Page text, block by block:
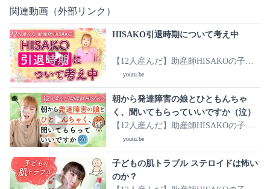
関連動画（外部リンク）
HISAKO引退時期について考え中
【12人産んだ】助産師HISAKOの子育
てチャンネル
youtu.be
朝から発達障害の娘とひともんちゃ
く、聞いてもらっていいですか（泣）
【12人産んだ】助産師HISAKOの子育
てチャンネル
youtu.be
子どもの肌トラブル ステロイドは怖い
のか？